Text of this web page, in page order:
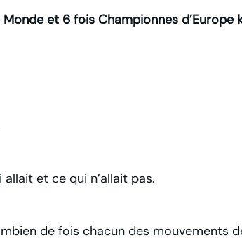
et 6 fois Championnes d’Europe
et ce qui n’allait pas.
de fois chacun des mouvements